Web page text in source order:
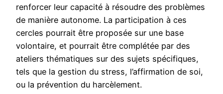
renforcer leur capacité à résoudre des problèmes
de manière autonome. La participation à ces
cercles pourrait être proposée sur une base
volontaire, et pourrait être complétée par des
ateliers thématiques sur des sujets spécifiques,
tels que la gestion du stress, l’affirmation de soi,
ou la prévention du harcèlement.